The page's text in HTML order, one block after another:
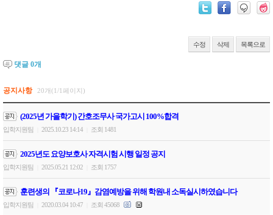
수정 삭제 목록으로
댓글 0개
공지사항 20개(1/1페이지)
(2025년 가을학기) 간호조무사 국가고시 100%합격
입학지원팀 2025.10.23 14:14 조회 1481
2025년도 요양보호사 자격시험 시행 일정 공지
입학지원팀 2025.05.21 12:02 조회 1757
훈련생의 『코로나19』감염예방을 위해 학원내 소독실시하였습니다
입학지원팀 2020.03.04 10:47 조회 45068